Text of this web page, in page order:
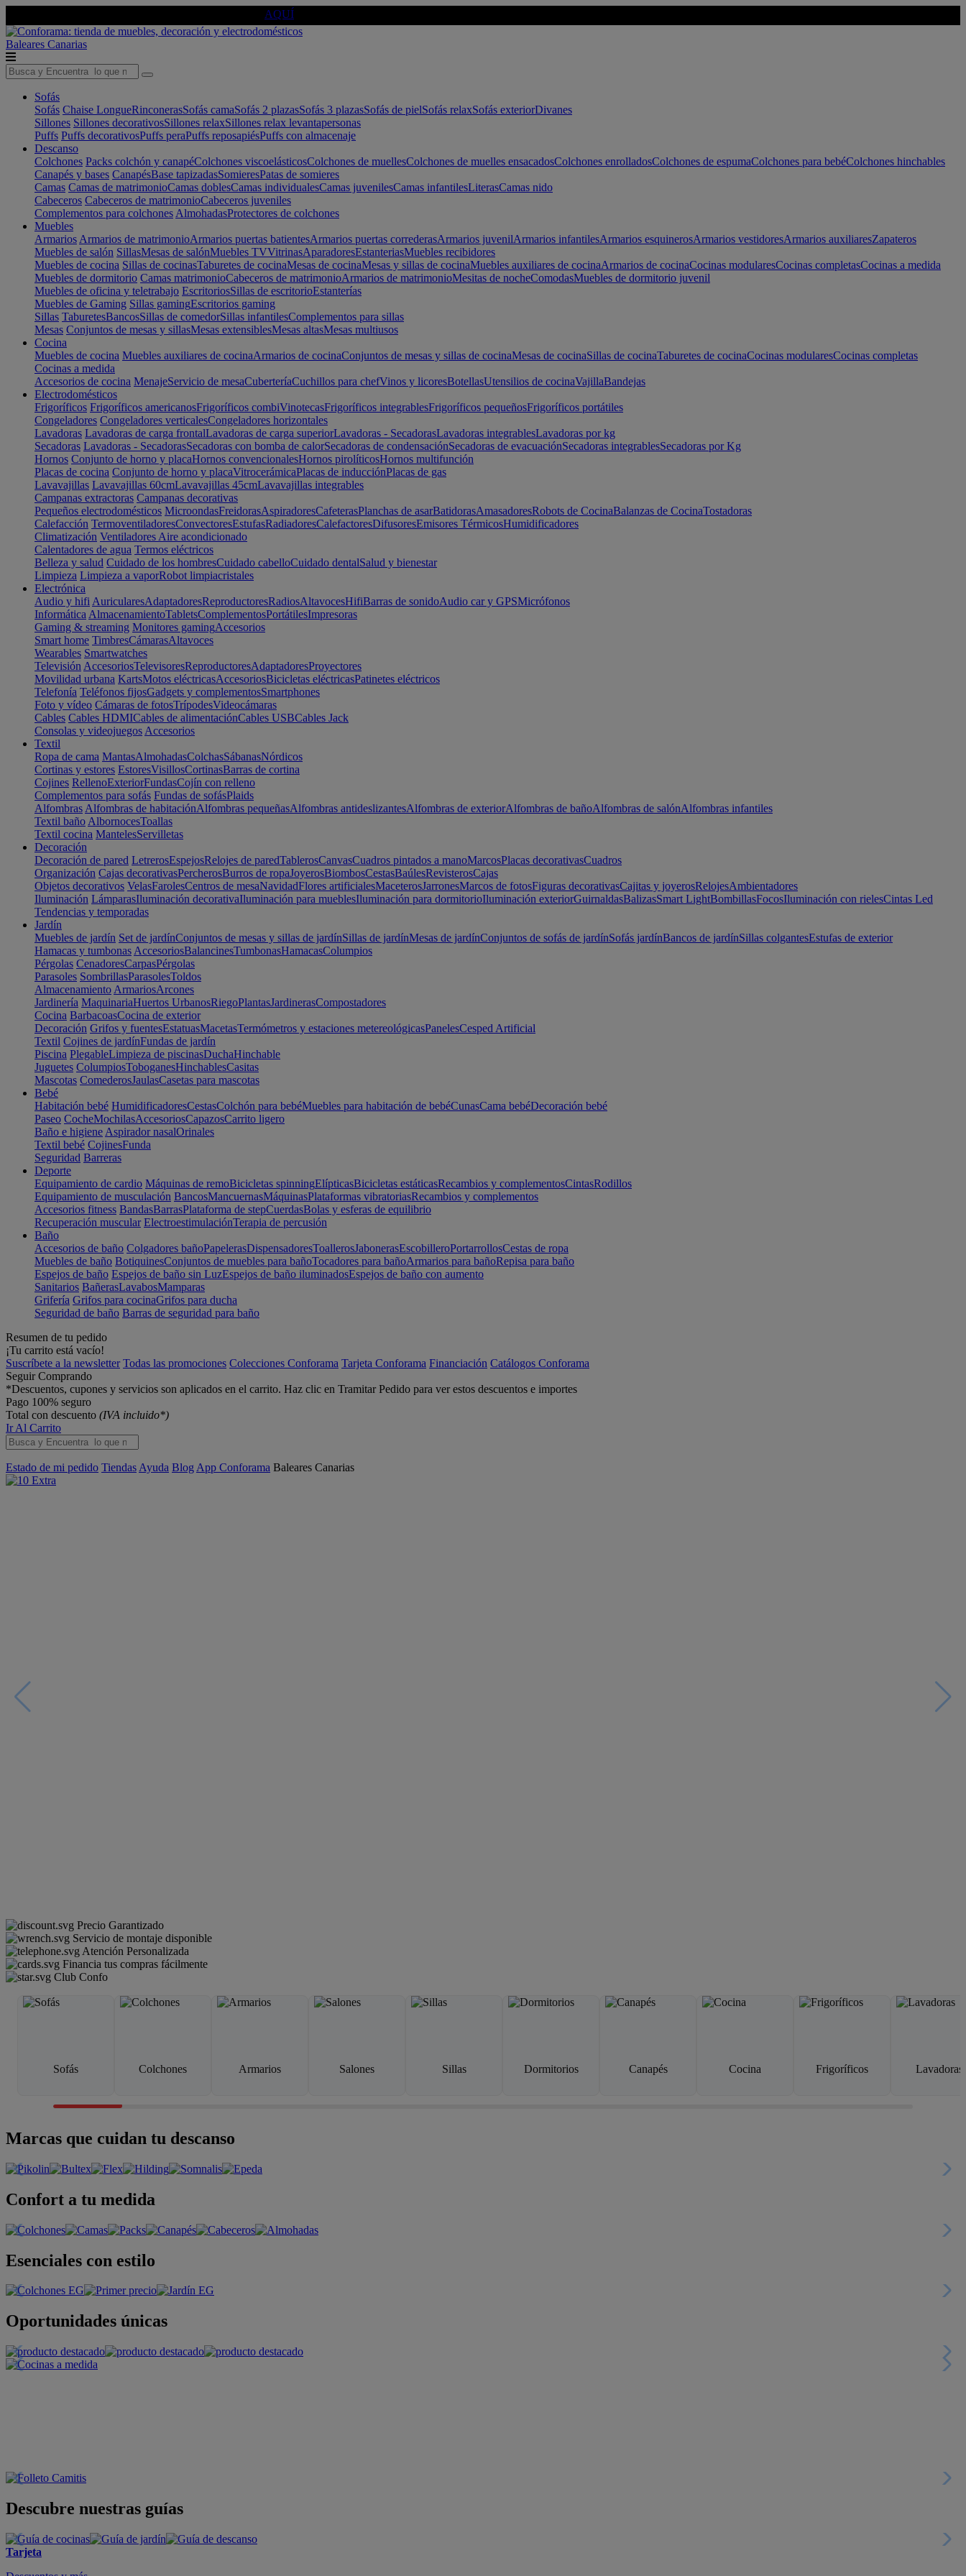
AQUÍ
Baleares Canarias
Sofás
Sofás Chaise LongueRinconerasSofás camaSofás 2 plazasSofás 3 plazasSofás de pielSofás relaxSofás exteriorDivanes
Sillones Sillones decorativosSillones relaxSillones relax levantapersonas
Puffs Puffs decorativosPuffs peraPuffs reposapiésPuffs con almacenaje
Descanso
Colchones Packs colchón y canapéColchones viscoelásticosColchones de muellesColchones de muelles ensacadosColchones enrolladosColchones de espumaColchones para bebéColchones hinchables
Canapés y bases CanapésBase tapizadasSomieresPatas de somieres
Camas Camas de matrimonioCamas doblesCamas individualesCamas juvenilesCamas infantilesLiterasCamas nido
Cabeceros Cabeceros de matrimonioCabeceros juveniles
Complementos para colchones AlmohadasProtectores de colchones
Muebles
Armarios Armarios de matrimonioArmarios puertas batientesArmarios puertas correderasArmarios juvenilArmarios infantilesArmarios esquinerosArmarios vestidoresArmarios auxiliaresZapateros
Muebles de salón SillasMesas de salónMuebles TVVitrinasAparadoresEstanteriasMuebles recibidores
Muebles de cocina Sillas de cocinasTaburetes de cocinaMesas de cocinaMesas y sillas de cocinaMuebles auxiliares de cocinaArmarios de cocinaCocinas modularesCocinas completasCocinas a medida
Muebles de dormitorio Camas matrimonioCabeceros de matrimonioArmarios de matrimonioMesitas de nocheComodasMuebles de dormitorio juvenil
Muebles de oficina y teletrabajo EscritoriosSillas de escritorioEstanterías
Muebles de Gaming Sillas gamingEscritorios gaming
Sillas TaburetesBancosSillas de comedorSillas infantilesComplementos para sillas
Mesas Conjuntos de mesas y sillasMesas extensiblesMesas altasMesas multiusos
Cocina
Muebles de cocina Muebles auxiliares de cocinaArmarios de cocinaConjuntos de mesas y sillas de cocinaMesas de cocinaSillas de cocinaTaburetes de cocinaCocinas modularesCocinas completas
Cocinas a medida
Accesorios de cocina MenajeServicio de mesaCuberteríaCuchillos para chefVinos y licoresBotellasUtensilios de cocinaVajillaBandejas
Electrodomésticos
Frigoríficos Frigoríficos americanosFrigoríficos combiVinotecasFrigoríficos integrablesFrigoríficos pequeñosFrigoríficos portátiles
Congeladores Congeladores verticalesCongeladores horizontales
Lavadoras Lavadoras de carga frontalLavadoras de carga superiorLavadoras - SecadorasLavadoras integrablesLavadoras por kg
Secadoras Lavadoras - SecadorasSecadoras con bomba de calorSecadoras de condensaciónSecadoras de evacuaciónSecadoras integrablesSecadoras por Kg
Hornos Conjunto de horno y placaHornos convencionalesHornos pirolíticosHornos multifunción
Placas de cocina Conjunto de horno y placaVitrocerámicaPlacas de inducciónPlacas de gas
Lavavajillas Lavavajillas 60cmLavavajillas 45cmLavavajillas integrables
Campanas extractoras Campanas decorativas
Pequeños electrodomésticos MicroondasFreidorasAspiradoresCafeterasPlanchas de asarBatidorasAmasadoresRobots de CocinaBalanzas de CocinaTostadoras
Calefacción TermoventiladoresConvectoresEstufasRadiadoresCalefactoresDifusoresEmisores TérmicosHumidificadores
Climatización Ventiladores Aire acondicionado
Calentadores de agua Termos eléctricos
Belleza y salud Cuidado de los hombresCuidado cabelloCuidado dentalSalud y bienestar
Limpieza Limpieza a vaporRobot limpiacristales
Electrónica
Audio y hifi AuricularesAdaptadoresReproductoresRadiosAltavocesHifiBarras de sonidoAudio car y GPSMicrófonos
Informática AlmacenamientoTabletsComplementosPortátilesImpresoras
Gaming & streaming Monitores gamingAccesorios
Smart home TimbresCámarasAltavoces
Wearables Smartwatches
Televisión AccesoriosTelevisoresReproductoresAdaptadoresProyectores
Movilidad urbana KartsMotos eléctricasAccesoriosBicicletas eléctricasPatinetes eléctricos
Telefonía Teléfonos fijosGadgets y complementosSmartphones
Foto y vídeo Cámaras de fotosTrípodesVideocámaras
Cables Cables HDMICables de alimentaciónCables USBCables Jack
Consolas y videojuegos Accesorios
Textil
Ropa de cama MantasAlmohadasColchasSábanasNórdicos
Cortinas y estores EstoresVisillosCortinasBarras de cortina
Cojines RellenoExteriorFundasCojín con relleno
Complementos para sofás Fundas de sofásPlaids
Alfombras Alfombras de habitaciónAlfombras pequeñasAlfombras antideslizantesAlfombras de exteriorAlfombras de bañoAlfombras de salónAlfombras infantiles
Textil baño AlbornocesToallas
Textil cocina MantelesServilletas
Decoración
Decoración de pared LetrerosEspejosRelojes de paredTablerosCanvasCuadros pintados a manoMarcosPlacas decorativasCuadros
Organización Cajas decorativasPercherosBurros de ropaJoyerosBiombosCestasBaúlesRevisterosCajas
Objetos decorativos VelasFarolesCentros de mesaNavidadFlores artificialesMaceterosJarronesMarcos de fotosFiguras decorativasCajitas y joyerosRelojesAmbientadores
Iluminación LámparasIluminación decorativaIluminación para mueblesIluminación para dormitorioIluminación exteriorGuirnaldasBalizasSmart LightBombillasFocosIluminación con rielesCintas Led
Tendencias y temporadas
Jardín
Muebles de jardín Set de jardínConjuntos de mesas y sillas de jardínSillas de jardínMesas de jardínConjuntos de sofás de jardínSofás jardínBancos de jardínSillas colgantesEstufas de exterior
Hamacas y tumbonas AccesoriosBalancinesTumbonasHamacasColumpios
Pérgolas CenadoresCarpasPérgolas
Parasoles SombrillasParasolesToldos
Almacenamiento ArmariosArcones
Jardinería MaquinariaHuertos UrbanosRiegoPlantasJardinerasCompostadores
Cocina BarbacoasCocina de exterior
Decoración Grifos y fuentesEstatuasMacetasTermómetros y estaciones metereológicasPanelesCesped Artificial
Textil Cojines de jardínFundas de jardín
Piscina PlegableLimpieza de piscinasDuchaHinchable
Juguetes ColumpiosToboganesHinchablesCasitas
Mascotas ComederosJaulasCasetas para mascotas
Bebé
Habitación bebé HumidificadoresCestasColchón para bebéMuebles para habitación de bebéCunasCama bebéDecoración bebé
Paseo CocheMochilasAccesoriosCapazosCarrito ligero
Baño e higiene Aspirador nasalOrinales
Textil bebé CojinesFunda
Seguridad Barreras
Deporte
Equipamiento de cardio Máquinas de remoBicicletas spinningElípticasBicicletas estáticasRecambios y complementosCintasRodillos
Equipamiento de musculación BancosMancuernasMáquinasPlataformas vibratoriasRecambios y complementos
Accesorios fitness BandasBarrasPlataforma de stepCuerdasBolas y esferas de equilibrio
Recuperación muscular ElectroestimulaciónTerapia de percusión
Baño
Accesorios de baño Colgadores bañoPapelerasDispensadoresToallerosJabonerasEscobilleroPortarrollosCestas de ropa
Muebles de baño BotiquinesConjuntos de muebles para bañoTocadores para bañoArmarios para bañoRepisa para baño
Espejos de baño Espejos de baño sin LuzEspejos de baño iluminadosEspejos de baño con aumento
Sanitarios BañerasLavabosMamparas
Grifería Grifos para cocinaGrifos para ducha
Seguridad de baño Barras de seguridad para baño
Resumen de tu pedido
¡Tu carrito está vacío!
Suscríbete a la newsletter Todas las promociones Colecciones Conforama Tarjeta Conforama Financiación Catálogos Conforama
Seguir Comprando
*Descuentos, cupones y servicios son aplicados en el carrito. Haz clic en Tramitar Pedido para ver estos descuentos e importes
Pago 100% seguro
Total con descuento (IVA incluido*)
Ir Al Carrito
Estado de mi pedido Tiendas Ayuda Blog App Conforama Baleares Canarias
Precio Garantizado
Servicio de montaje disponible
Atención Personalizada
Financia tus compras fácilmente
Club Confo
Sofás Colchones Armarios Salones Sillas Dormitorios Canapés Cocina Frigoríficos Lavadoras
Marcas que cuidan tu descanso
Confort a tu medida
Esenciales con estilo
Oportunidades únicas
Descubre nuestras guías
Tarjeta